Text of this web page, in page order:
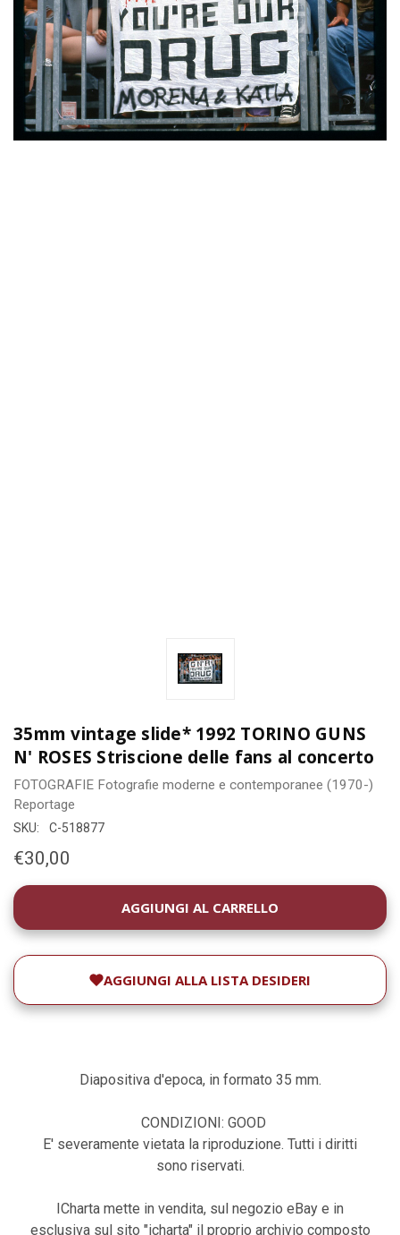
35mm vintage slide* 1992 TORINO GUNS
N' ROSES Striscione delle fans al concerto
FOTOGRAFIE Fotografie moderne e contemporanee (1970-)
Reportage
SKU: C-518877
€30,00
DISPONIBILITÀ
ATTUALE:
AGGIUNGI ALLA LISTA DESIDERI
Diapositiva d'epoca, in formato 35 mm.
CONDIZIONI: GOOD
E' severamente vietata la riproduzione. Tutti i diritti
sono riservati.
ICharta mette in vendita, sul negozio eBay e in
esclusiva sul sito "icharta" il proprio archivio composto